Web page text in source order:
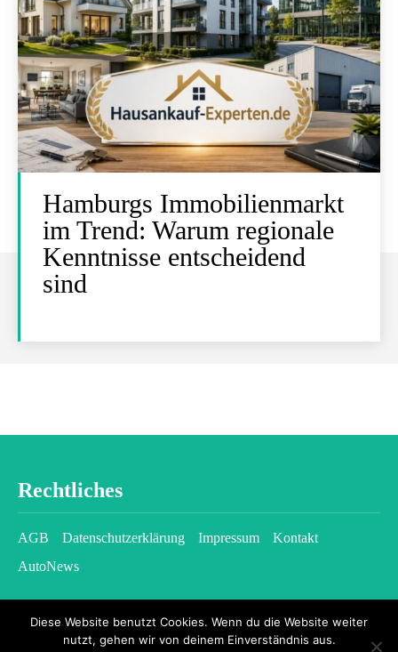
Hamburgs Immobilienmarkt
im Trend: Warum regionale
Kenntnisse entscheidend
sind
Rechtliches
AGB Datenschutzerklärung Impressum
Kontakt
AutoNews
Diese Website benutzt Cookies. Wenn du die Website weiter
nutzt, gehen wir von deinem Einverständnis aus.